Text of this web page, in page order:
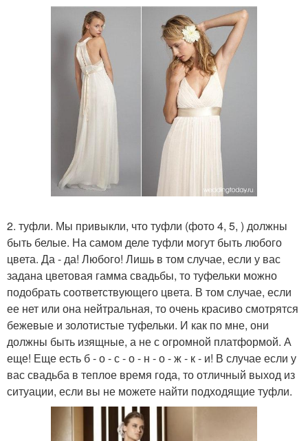
2. туфли. Мы привыкли, что туфли (фото 4, 5, ) должны
быть белые. На самом деле туфли могут быть любого
цвета. Да - да! Любого! Лишь в том случае, если у вас
задана цветовая гамма свадьбы, то туфельки можно
подобрать соответствующего цвета. В том случае, если
ее нет или она нейтральная, то очень красиво смотрятся
бежевые и золотистые туфельки. И как по мне, они
должны быть изящные, а не с огромной платформой. А
еще! Еще есть б - о - с - о - н - о - ж - к - и! В случае если у
вас свадьба в теплое время года, то отличный выход из
ситуации, если вы не можете найти подходящие туфли.